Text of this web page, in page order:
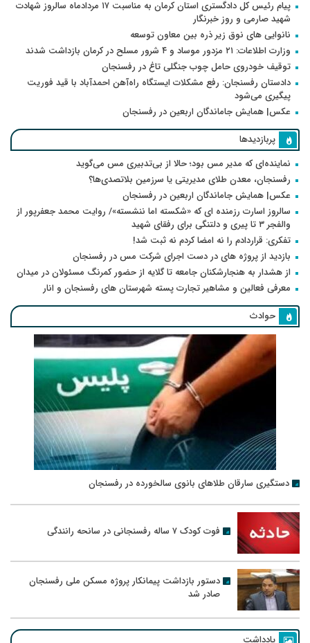
پیام رئیس کل دادگستری استان کرمان به مناسبت ۱۷ مردادماه سالروز شهادت
شهید صارمی و روز خبرنگار
نانوایی های نوق زیر ذره بین معاون توسعه
وزارت اطلاعات: ۲۱ مزدور موساد و ۴ شرور مسلح در کرمان بازداشت شدند
توقیف خودروی حامل چوب جنگلی تاغ در رفسنجان
دادستان رفسنجان: رفع مشکلات ایستگاه راه‌آهن احمدآباد با قید فوریت
پیگیری می‌شود
عکس| همایش جاماندگان اربعین در رفسنجان
پربازدیدها
نماینده‌ای که مدیر مس بود؛ حالا از بی‌تدبیری مس می‌گوید
رفسنجان، معدن طلای مدیریتی یا سرزمین بلاتصدی‌ها؟
عکس| همایش جاماندگان اربعین در رفسنجان
سالروز اسارت رزمنده ای که «شکسته اما ننشسته»/ روایت محمد جعفرپور از
والفجر ۳ تا پیری و دلتنگی برای رفقای شهید
تفکری: قراردادم را نه امضا کردم نه ثبت شد!
بازدید از پروژه های در دست اجرای شرکت مس در رفسنجان
از هشدار به هنجارشکنان جامعه تا گلایه از حضور کمرنگ مسئولان در میدان
معرفی فعالین و مشاهیر تجارت پسته شهرستان های رفسنجان و انار
حوادث
دستگیری سارقان طلاهای بانوی سالخورده در رفسنجان
فوت کودک ۷ ساله رفسنجانی در سانحه رانندگی
دستور بازداشت پیمانکار پروژه مسکن ملی رفسنجان
صادر شد